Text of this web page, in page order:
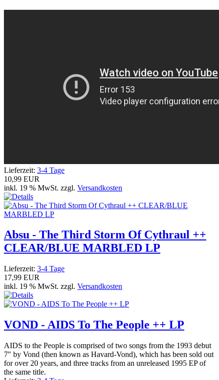
Lieferzeit: 3-4 Tage
10,99 EUR
inkl. 19 % MwSt. zzgl. Versandkosten
Absu - The Third Storm Of Cythraul ++
CLEAR/BLUE MARBLED LP
Lieferzeit: 3-4 Tage
17,99 EUR
inkl. 19 % MwSt. zzgl. Versandkosten
VOND - AIDS To The People ++ LP
AIDS to the People is comprised of two songs from the 1993 debut
7" by Vond (then known as Havard-Vond), which has been sold out
for over 20 years, and three tracks from an unreleased 1995 EP of
the same title.